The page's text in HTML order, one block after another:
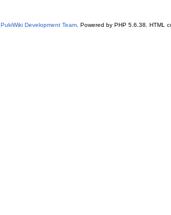
PukiWiki Development Team. Powered by PHP 5.6.38. HTML